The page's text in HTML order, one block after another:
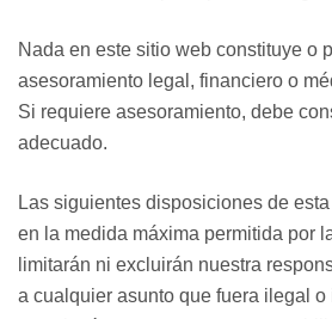
Nada en este sitio web constituye o
asesoramiento legal, financiero o
Si requiere asesoramiento, debe
adecuado.
Las siguientes disposiciones de
en la medida máxima permitida por
limitarán ni excluirán nuestra
a cualquier asunto que fuera ilegal